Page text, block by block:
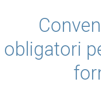
obligatori